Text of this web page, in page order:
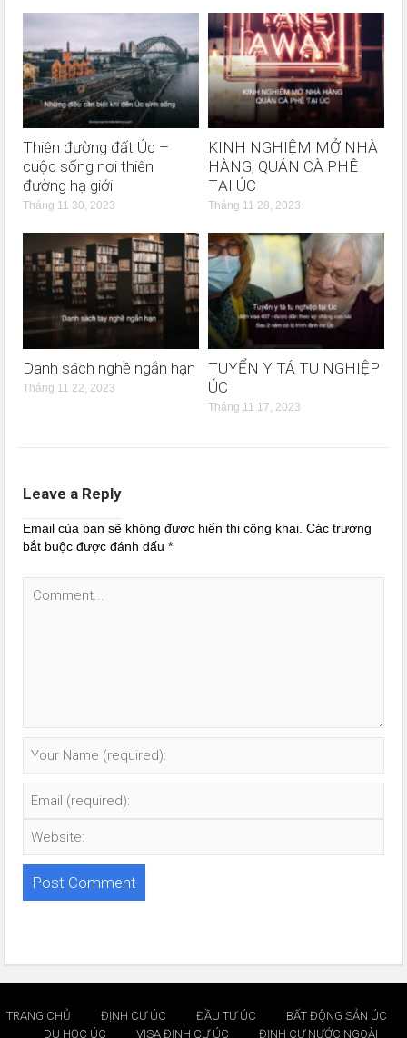
Thiên đường đất Úc –
cuộc sống nơi thiên
đường hạ giới
Tháng 11 30, 2023
KINH NGHIỆM MỞ NHÀ
HÀNG, QUÁN CÀ PHÊ
TẠI ÚC
Tháng 11 28, 2023
Danh sách nghề ngắn hạn
Tháng 11 22, 2023
TUYỂN Y TÁ TU NGHIỆP
ÚC
Tháng 11 17, 2023
Leave a Reply
Email của bạn sẽ không được hiển thị công khai. Các trường
bắt buộc được đánh dấu*
TRANG CHỦ ĐỊNH CƯ ÚC ĐẦU TƯ ÚC
BẤT ĐỘNG SẢN ÚC
DU HỌC ÚC
VISA ĐỊNH CƯ ÚC ĐỊNH CƯ NƯỚC NGOÀI